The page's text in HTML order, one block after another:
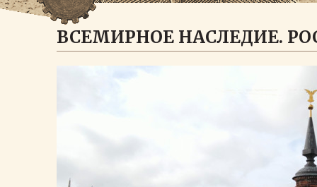
ВСЕМИРНОЕ НАСЛЕДИЕ.